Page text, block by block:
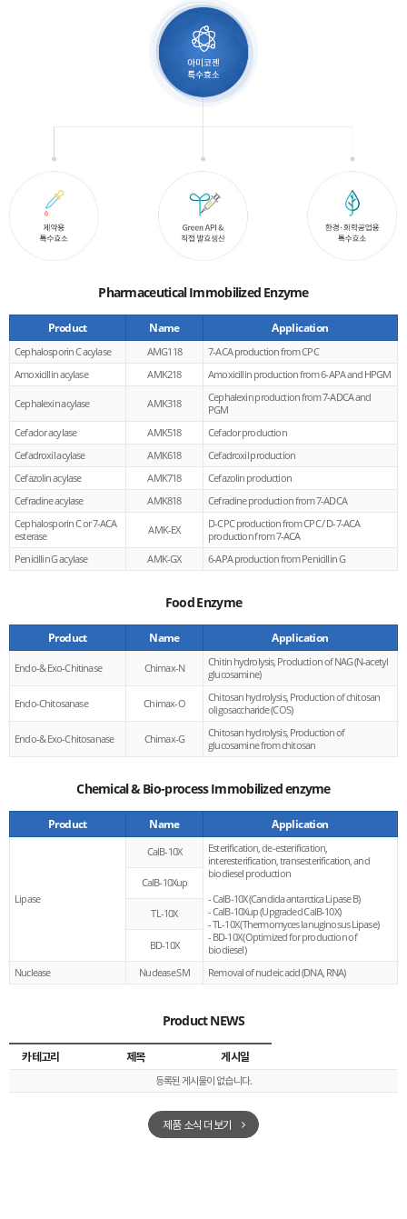
Pharmaceutical Immobilized Enzyme
Product Name Application
Cephalosporin C acylase AMG118
7-ACA production from CPC
Amoxicillin acylase
AMK218 Amoxicillin production from 6-APA and HPGM
Cephalexin acylase AMK318
Cephalexin production from 7-ADCA and
PGM
Cefaclor acylase
AMK518
Cefaclor production
Cefadroxil acylase
AMK618
Cefadroxil production
Cefazolin acylase
AMK718
Cefazolin production
Cefradine acylase
AMK818
Cefradine production from 7-ADCA
Cephalosporin C or 7-ACA
esterase
AMK-EX
D-CPC production from CPC / D-7-ACA
production from 7-ACA
Penicillin G acylase
AMK-GX 6-APA production from Penicillin G
Food Enzyme
Product Name Application
Endo-& Exo-Chitinase Chimax-N
Chitin hydrolysis, Production of NAG (N-acetyl
glucosamine)
Endo-Chitosanase Chimax-O
Chitosan hydrolysis, Production of chitosan
oligosaccharide (COS)
Endo-& Exo-Chitosanase Chimax-G
Chitosan hydrolysis, Production of
glucosamine from chitosan
Chemical & Bio-process Immobilized enzyme
Product Name Application
Lipase
CalB-10X
Esterification, de-esterification,
interesterification, transesterification, and
biodiesel production
- CalB-10X (Candida antarctica Lipase B)
- CalB-10Xup (Upgraded CalB-10X)
- TL-10X (Thermomyces lanuginosus Lipase)
- BD-10X (Optimized for production of
biodiesel)
CalB-10Xup
TL-10X
BD-10X
Nuclease
Nuclease SM Removal of nucleic acid (DNA, RNA)
Product NEWS
카테고리 제목 게시일
등록된 게시물이 없습니다.
제품 소식 더보기